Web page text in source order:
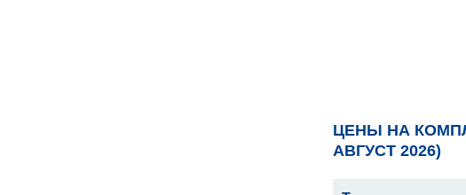
ЦЕНЫ НА
АВГУСТ 2026)